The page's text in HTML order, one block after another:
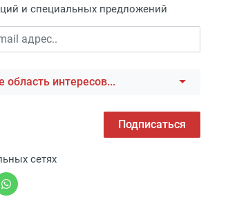
и специальных предложений
область интересов...
Подписаться
сетях